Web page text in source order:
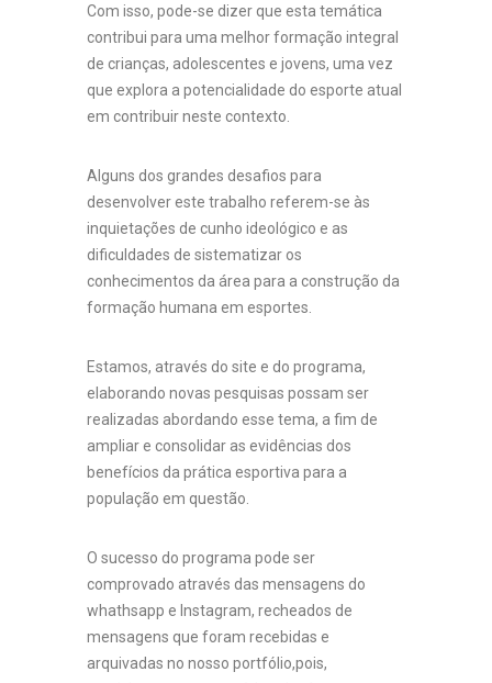
Com isso, pode-se dizer que esta temática
contribui para uma melhor formação integral
de crianças, adolescentes e jovens, uma vez
que explora a potencialidade do esporte atual
em contribuir neste contexto.
Alguns dos grandes desafios para
desenvolver este trabalho referem-se às
inquietações de cunho ideológico e as
dificuldades de sistematizar os
conhecimentos da área para a construção da
formação humana em esportes.
Estamos, através do site e do programa,
elaborando novas pesquisas possam ser
realizadas abordando esse tema, a fim de
ampliar e consolidar as evidências dos
benefícios da prática esportiva para a
população em questão.
O sucesso do programa pode ser
comprovado através das mensagens do
whathsapp e Instagram, recheados de
mensagens que foram recebidas e
arquivadas no nosso portfólio,pois,